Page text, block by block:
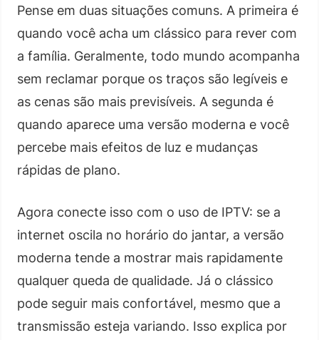
Pense em duas situações comuns. A primeira é
quando você acha um clássico para rever com
a família. Geralmente, todo mundo acompanha
sem reclamar porque os traços são legíveis e
as cenas são mais previsíveis. A segunda é
quando aparece uma versão moderna e você
percebe mais efeitos de luz e mudanças
rápidas de plano.
Agora conecte isso com o uso de IPTV: se a
internet oscila no horário do jantar, a versão
moderna tende a mostrar mais rapidamente
qualquer queda de qualidade. Já o clássico
pode seguir mais confortável, mesmo que a
transmissão esteja variando. Isso explica por